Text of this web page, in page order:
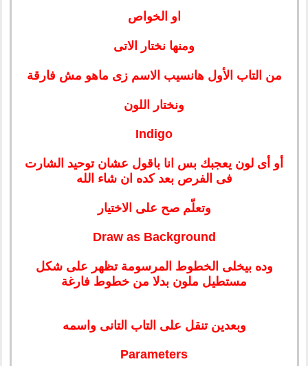
او الخواص
ومنها نختار الاتى
من التاب الأول هانسيب الاسم زى ماهو مش فارقة
ونختار اللون
Indigo
أو أى لون يعجبك بس انا باقول عشان توحيد الشارت
فى الفرص بعد كده ان شاء الله
وتعلّم صح على الاختيار
Draw as Background
وده بيخلى الخطوط المرسومة تظهر على شكل
مستطيل ملون بدلا من خطوط فارغة
وبعدين تنقل على التاب التانى واسمه
Parameters